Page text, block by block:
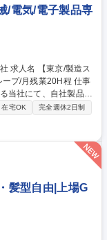
/電気/電子製品専
ス
/月残業20H程 仕事
当社にて、自社製品の
識は入社後にキャッチ
た圧力計や圧力セン
手順書の作成および
現場の業務改善活動■
認・共有■安全で効
京/製
ループ/月残業20H程
在宅OK
完全週休2日制
髪型自由|上場G